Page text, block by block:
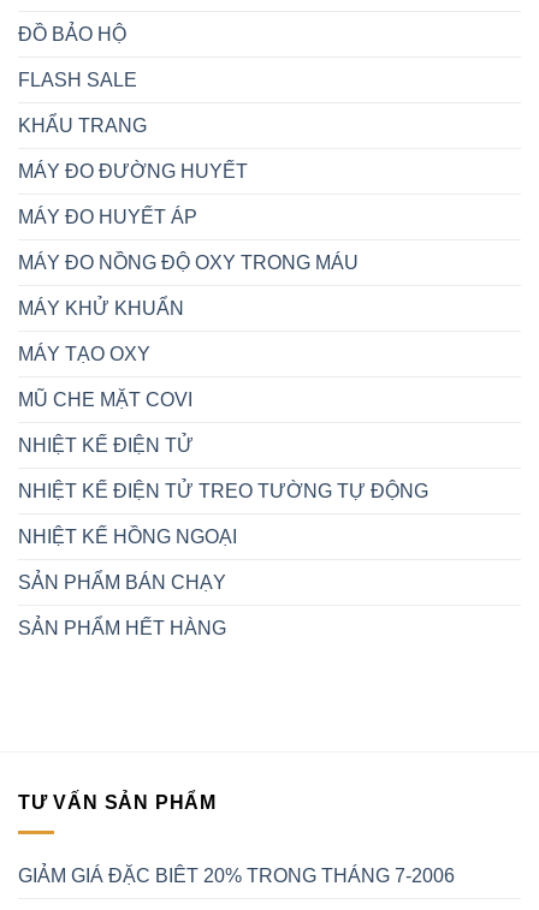
ĐỒ BẢO HỘ
FLASH SALE
KHẨU TRANG
MÁY ĐO ĐƯỜNG HUYẾT
MÁY ĐO HUYẾT ÁP
MÁY ĐO NỒNG ĐỘ OXY TRONG MÁU
MÁY KHỬ KHUẨN
MÁY TẠO OXY
MŨ CHE MẶT COVI
NHIỆT KẾ ĐIỆN TỬ
NHIỆT KẾ ĐIỆN TỬ TREO TƯỜNG TỰ ĐỘNG
NHIỆT KẾ HỒNG NGOẠI
SẢN PHẨM BÁN CHẠY
SẢN PHẨM HẾT HÀNG
TƯ VẤN SẢN PHẨM
GIẢM GIÁ ĐẶC BIÊT 20% TRONG THÁNG 7-2006